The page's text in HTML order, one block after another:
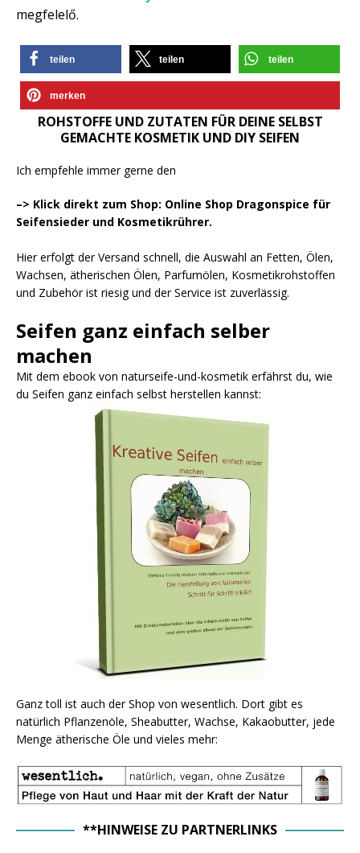
megfelelő.
teilen teilen teilen
merken
ROHSTOFFE UND ZUTATEN FÜR DEINE SELBST
GEMACHTE KOSMETIK UND DIY SEIFEN
Ich empfehle immer gerne den
–> Klick direkt zum Shop: Online Shop Dragonspice für
Seifensieder und Kosmetikrührer.
Hier erfolgt der Versand schnell, die Auswahl an Fetten, Ölen,
Wachsen, ätherischen Ölen, Parfumölen, Kosmetikrohstoffen
und Zubehör ist riesig und der Service ist zuverlässig.
Seifen ganz einfach selber
machen
Mit dem ebook von naturseife-und-kosmetik erfährst du, wie
du Seifen ganz einfach selbst herstellen kannst:
Ganz toll ist auch der Shop von wesentlich. Dort gibt es
natürlich Pflanzenöle, Sheabutter, Wachse, Kakaobutter, jede
Menge ätherische Öle und vieles mehr:
**HINWEISE ZU PARTNERLINKS